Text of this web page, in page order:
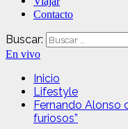
Contacto
Buscar:
En vivo
Inicio
Lifestyle
Fernando Alonso
furiosos”